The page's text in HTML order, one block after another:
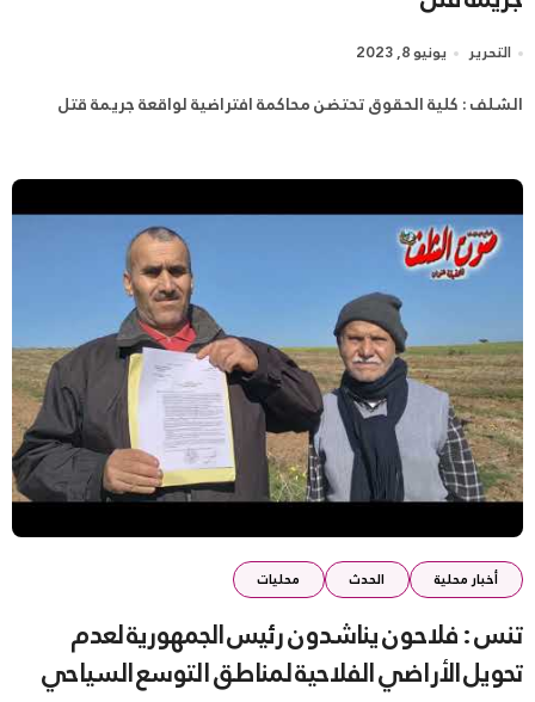
التحرير يونيو 8, 2023
الشلف : كلية الحقوق تحتضن محاكمة افتراضية لواقعة جريمة قتل
أخبار محلية الحدث محليات
تنس : فلاحون يناشدون رئيس الجمهورية لعدم
تحويل الأراضي الفلاحية لمناطق التوسع السياحي